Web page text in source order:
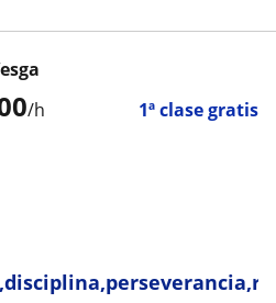
/h 1ª clase gratis